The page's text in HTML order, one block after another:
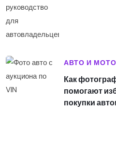
АВТО И МОТО
Как
помогают
покупки